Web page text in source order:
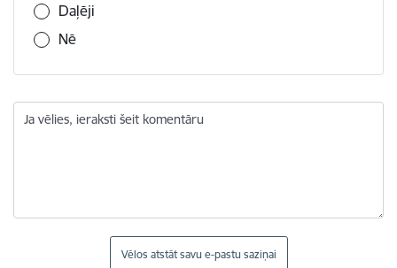
Daļēji
Nē
Ja vēlies, ieraksti šeit komentāru
Vēlos atstāt savu e-pastu saziņai